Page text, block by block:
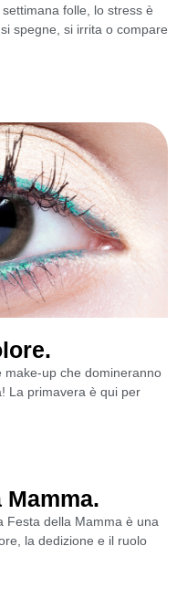
folle, lo stress è
spegne, si irrita o compare
make-up che domineranno
La primavera è qui per
Festa della Mamma è una
la dedizione e il ruolo